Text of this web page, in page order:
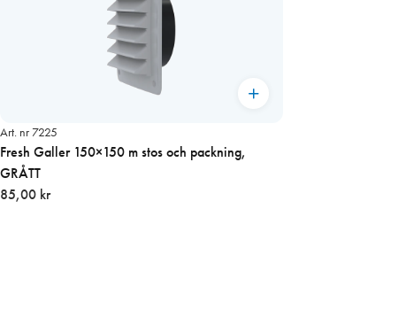
Art. nr 7225
Fresh Galler 150×150 m stos och packning,
GRÅTT
85,00 kr